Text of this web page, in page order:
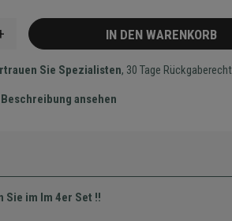
IN DEN WARENKORB
Sie Spezialisten, 30 Tage Rückgaberecht
ansehen
Sie im Im 4er Set !!